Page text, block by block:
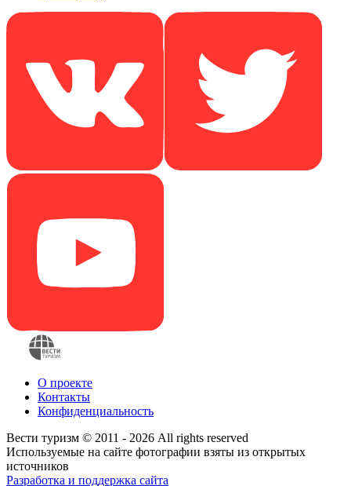
О проекте
Контакты
Конфиденциальность
Вести туризм © 2011 - 2026 All rights reserved
Используемые на сайте фотографии взяты из открытых
источников
Разработка и поддержка сайта